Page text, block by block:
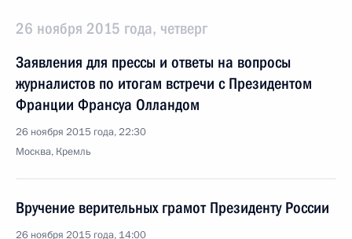
26 ноября 2015 года, четверг
Заявления для прессы и ответы на вопросы
журналистов по итогам встречи с Президентом
Франции Франсуа Олландом
26 ноября 2015 года, 22:30
Москва, Кремль
Вручение верительных грамот Президенту России
26 ноября 2015 года, 14:00